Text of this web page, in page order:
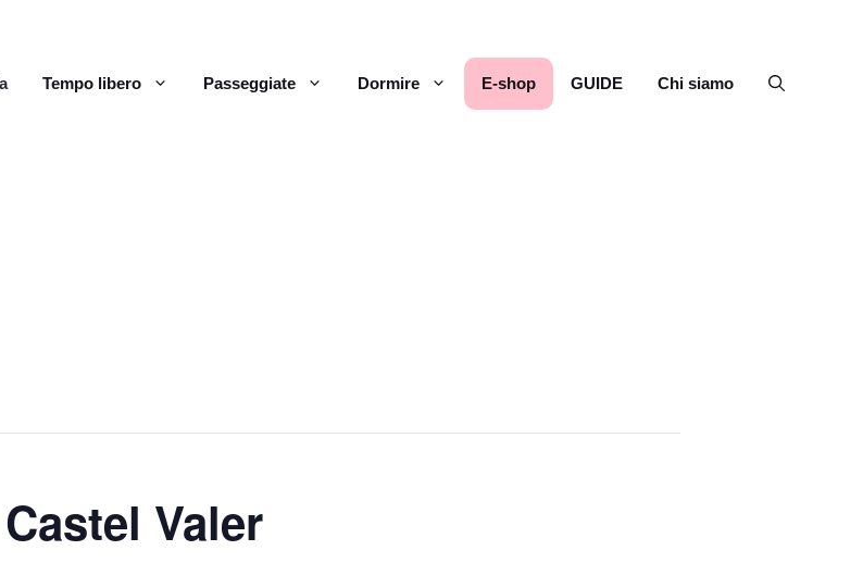
Tempo libero Passeggiate Dormire E-shop GUIDE Chi siamo
Valer